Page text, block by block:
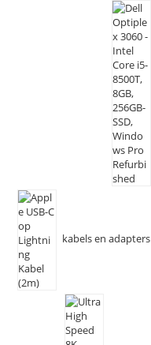
kabels en adapters